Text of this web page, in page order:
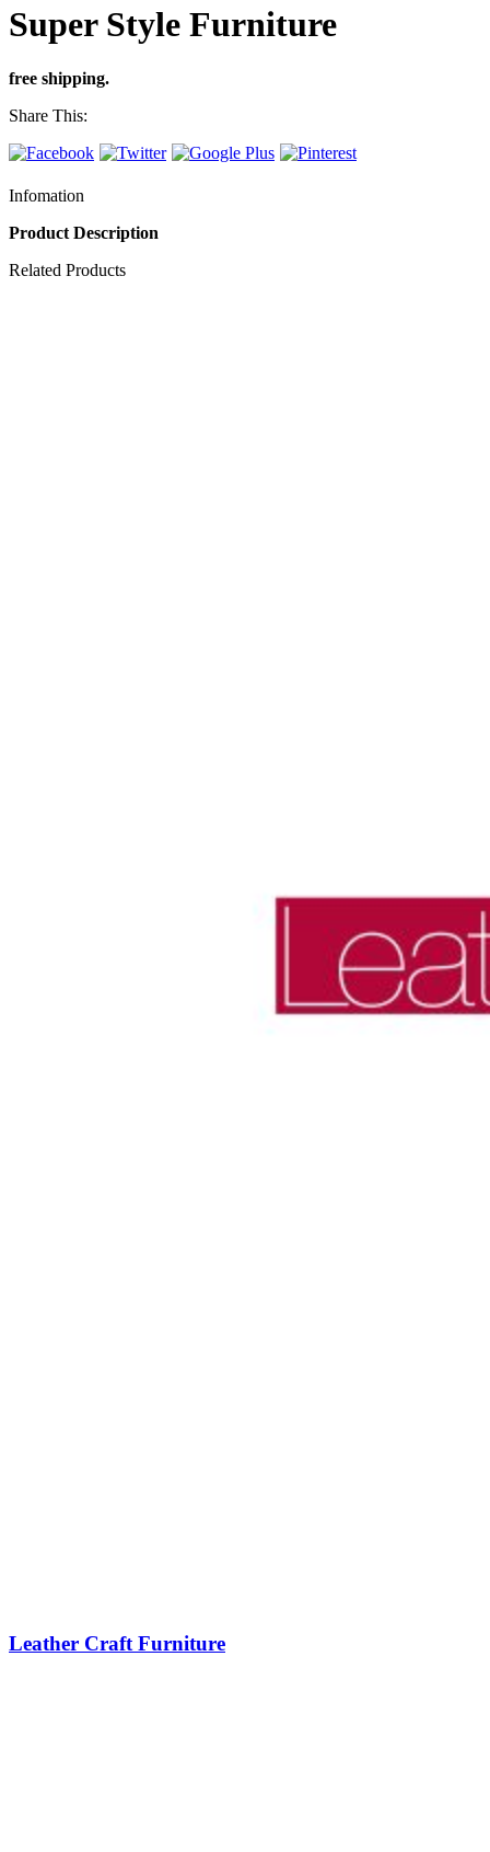
Super Style Furniture
free shipping.
Share This:
Infomation
Product Description
Related Products
Leather Craft Furniture